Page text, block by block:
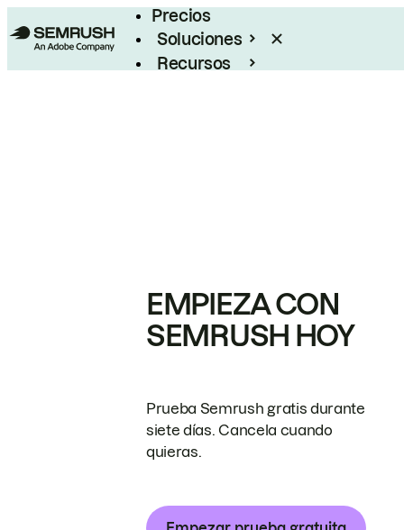
Precios
Soluciones
Recursos
EMPIEZA CON
SEMRUSH HOY
Prueba Semrush gratis durante
siete días. Cancela cuando
quieras.